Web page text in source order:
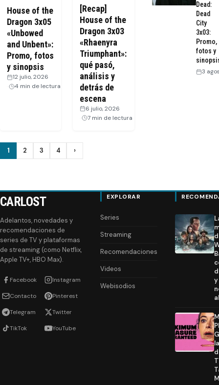
House of the
Dragon 3x05
«Unbowed
and Unbent»:
Promo, fotos
y sinopsis
12 julio, 2026
4 min de lectura
[Recap]
House of the
Dragon 3x03
«Rhaenyra
Triumphant»:
qué pasó,
análisis y
detrás de
escena
6 julio, 2026
7 min de lectura
Paginación
entradas
1 2 3 4 Siguiente
›
Dead:
Dead
City
3x03:
Promo,
fotos y
3
CARLOST
Adelantos, novedades y
recomendaciones de
series de TV y plataformas
de streaming (como Netflix,
Apple TV+, HBO Max).
Facebook Instagram
Contacto Pinterest
Telegram Twitter
TikTok YouTube
EXPLORAR
Series
Streaming
Recomendaciones
Videos
Webisodios
y